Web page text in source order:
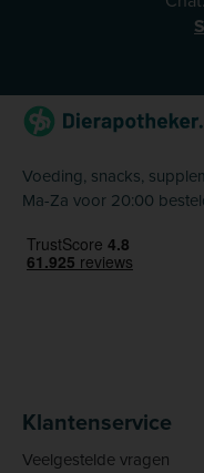
Voeding, snacks,
Ma-Za voor 20:00
Klantenservice
Veelgestelde vragen